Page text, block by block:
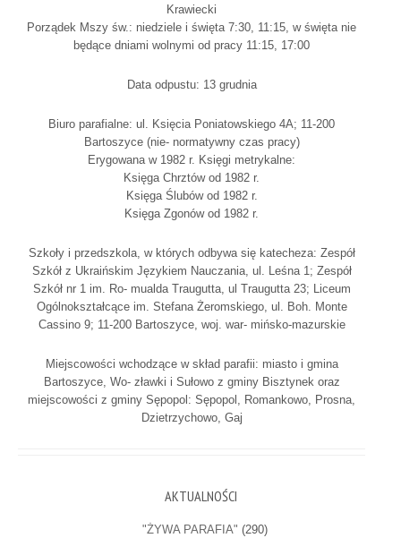
Krawiecki
Porządek Mszy św.: niedziele i święta 7:30, 11:15, w święta nie
będące dniami wolnymi od pracy 11:15, 17:00
Data odpustu: 13 grudnia
Biuro parafialne: ul. Księcia Poniatowskiego 4A; 11-200
Bartoszyce (nie- normatywny czas pracy)
Erygowana w 1982 r. Księgi metrykalne:
Księga Chrztów od 1982 r.
Księga Ślubów od 1982 r.
Księga Zgonów od 1982 r.
Szkoły i przedszkola, w których odbywa się katecheza: Zespół
Szkół z Ukraińskim Językiem Nauczania, ul. Leśna 1; Zespół
Szkół nr 1 im. Ro- mualda Traugutta, ul Traugutta 23; Liceum
Ogólnokształcące im. Stefana Żeromskiego, ul. Boh. Monte
Cassino 9; 11-200 Bartoszyce, woj. war- mińsko-mazurskie
Miejscowości wchodzące w skład parafii: miasto i gmina
Bartoszyce, Wo- zławki i Sułowo z gminy Bisztynek oraz
miejscowości z gminy Sępopol: Sępopol, Romankowo, Prosna,
Dzietrzychowo, Gaj
AKTUALNOŚCI
"ŻYWA PARAFIA" (290)